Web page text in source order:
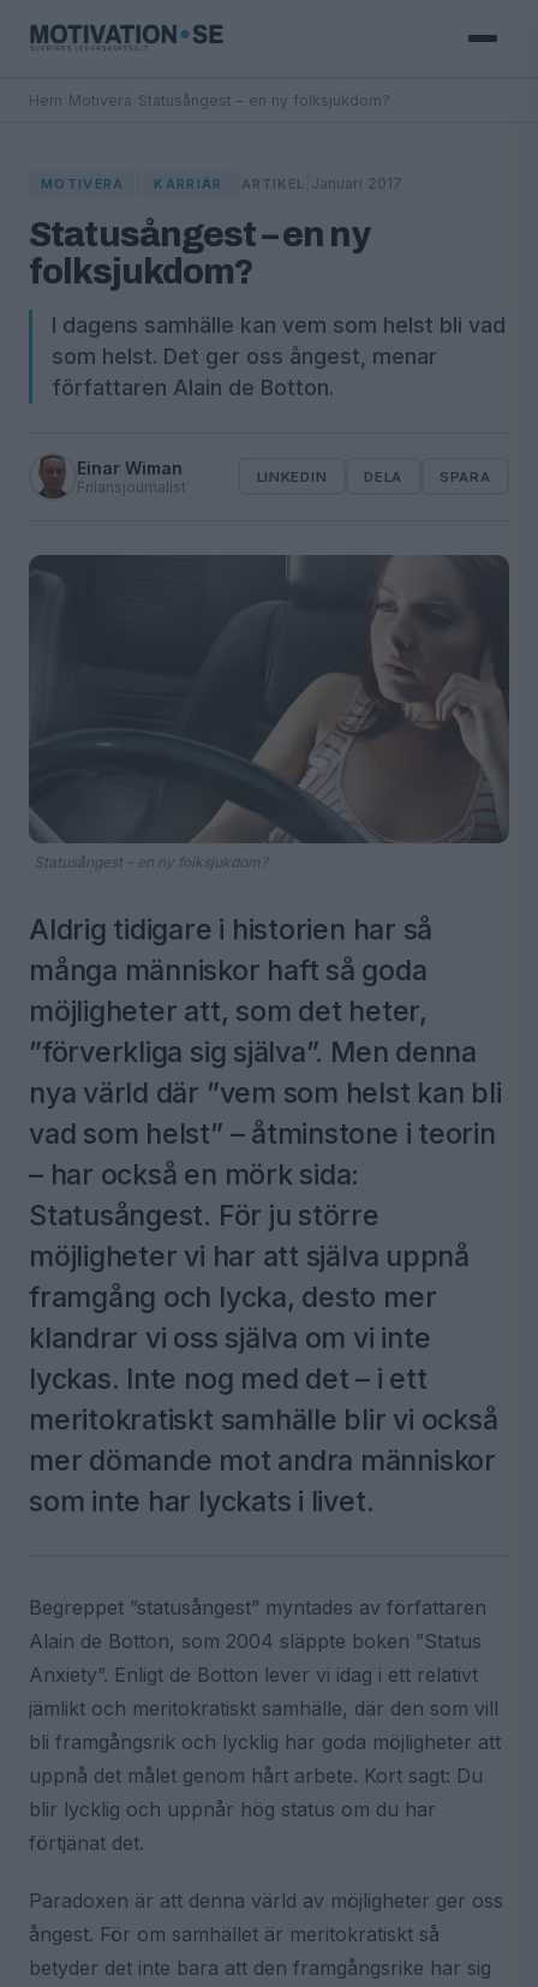
Hem Motivera Statusångest – en ny folksjukdom?
MOTIVERA KARRIÄR ARTIKEL Januari 2017
Statusångest – en ny
folksjukdom?
I dagens samhälle kan vem som helst bli vad
som helst. Det ger oss ångest, menar
författaren Alain de Botton.
Einar Wiman
Frilansjournalist
LINKEDIN DELA SPARA
Statusångest – en ny folksjukdom?
Aldrig tidigare i historien har så
många människor haft så goda
möjligheter att, som det heter,
”förverkliga sig själva”. Men denna
nya värld där ”vem som helst kan bli
vad som helst” – åtminstone i teorin
– har också en mörk sida:
Statusångest. För ju större
möjligheter vi har att själva uppnå
framgång och lycka, desto mer
klandrar vi oss själva om vi inte
lyckas. Inte nog med det – i ett
meritokratiskt samhälle blir vi också
mer dömande mot andra människor
som inte har lyckats i livet.
Begreppet ”statusångest” myntades av författaren
Alain de Botton, som 2004 släppte boken ”Status
Anxiety”. Enligt de Botton lever vi idag i ett relativt
jämlikt och meritokratiskt samhälle, där den som vill
bli framgångsrik och lycklig har goda möjligheter att
uppnå det målet genom hårt arbete. Kort sagt: Du
blir lycklig och uppnår hög status om du har
förtjänat det.
Paradoxen är att denna värld av möjligheter ger oss
ångest. För om samhället är meritokratiskt så
betyder det inte bara att den framgångsrike har sig